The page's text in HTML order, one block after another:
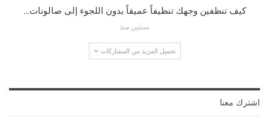
كيف تنظفين وجهك تنظيفاً عميقاً بدون اللجوء إلى صالونات…
سنتين منذ
تحميل المزيد من المشاركات
اشترك معنا